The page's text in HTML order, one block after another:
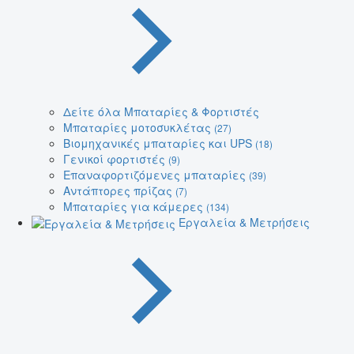
Δείτε όλα Μπαταρίες & Φορτιστές
Μπαταρίες μοτοσυκλέτας (27)
Βιομηχανικές μπαταρίες και UPS (18)
Γενικοί φορτιστές (9)
Επαναφορτιζόμενες μπαταρίες (39)
Αντάπτορες πρίζας (7)
Μπαταρίες για κάμερες (134)
Εργαλεία & Μετρήσεις